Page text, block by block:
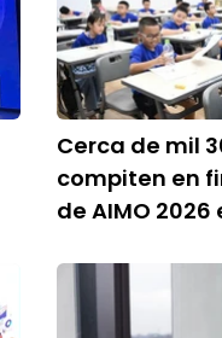
Cerca de mil
compiten en
de AIMO 2026